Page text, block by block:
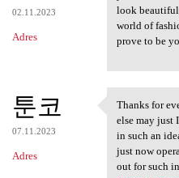
02.11.2023
Adres
look
world of
prove to be
툰코
07.11.2023
Adres
Thanks for
Thanks for
else may just
in such an
just now
out for such